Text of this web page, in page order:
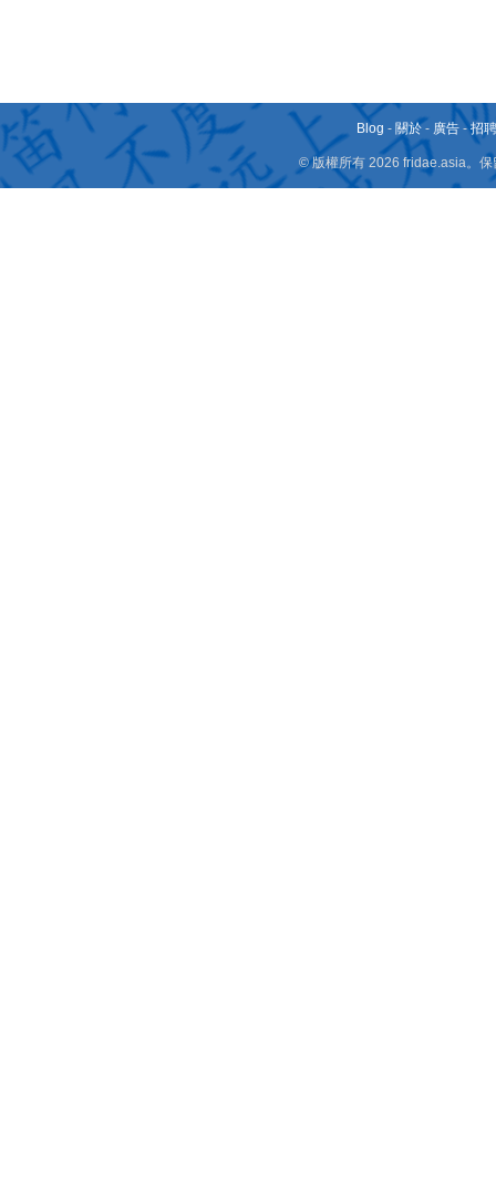
Blog - 關於 - 廣告 -招
© 版權所有 2026 fridae.asia。